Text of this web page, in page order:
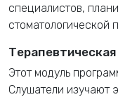
специалистов,
стоматологической
Этот модуль
Слушатели изучают